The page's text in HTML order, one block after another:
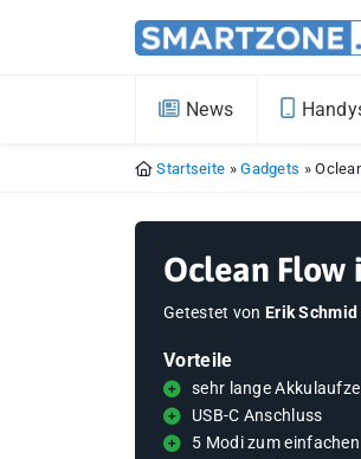
News
Startseite »Gadgets »
Oclean Flow
Getestet von Erik Schmid
Vorteile
sehr lange
USB-C Anschluss
5 Modi zum einfachen